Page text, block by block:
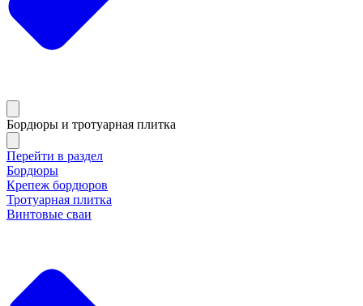
Бордюры и тротуарная плитка
Перейти в раздел
Бордюры
Крепеж бордюров
Тротуарная плитка
Винтовые сваи